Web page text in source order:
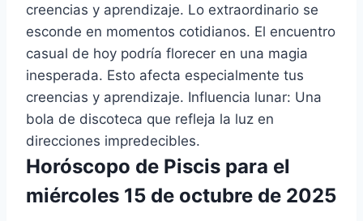
creencias y aprendizaje. Lo extraordinario se
esconde en momentos cotidianos. El encuentro
casual de hoy podría florecer en una magia
inesperada. Esto afecta especialmente tus
creencias y aprendizaje. Influencia lunar: Una
bola de discoteca que refleja la luz en
direcciones impredecibles.
Horóscopo de Piscis para el
miércoles 15 de octubre de 2025